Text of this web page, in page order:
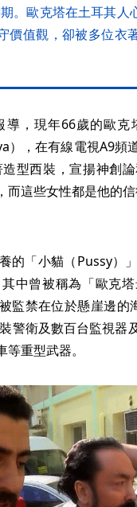
。歐克塔在土耳其人
價值觀，卻被多位衣
導，現年66歲的歐克
），在有線電視A9頻
型西裝，宣揚神創
這些女性都是他的信
的「小貓（Pussy）
中曾被稱為「歐克
監禁在位於懸崖邊
警衛及數百台監視器
重型武器。